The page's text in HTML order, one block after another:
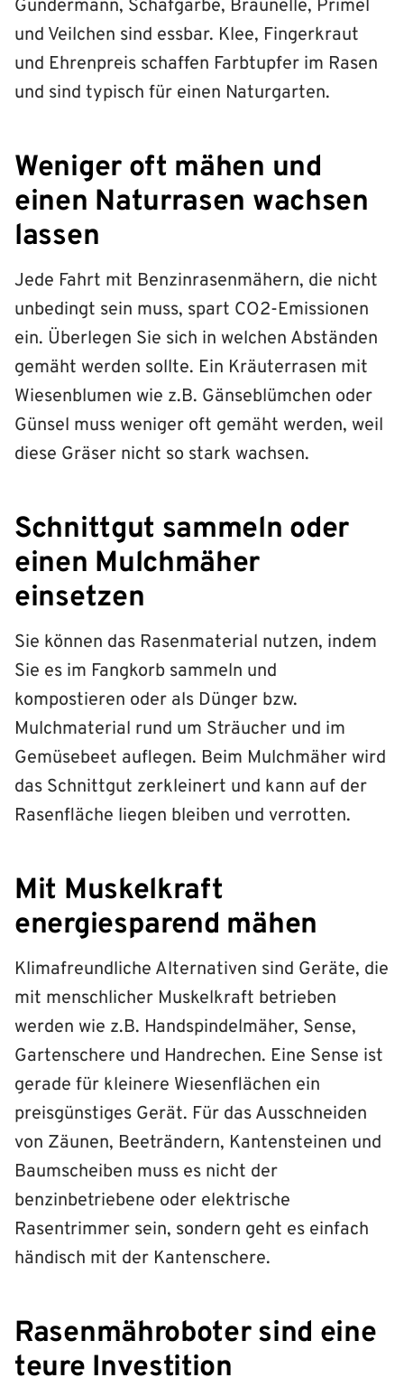
Gundermann, Schafgarbe, Braunelle, Primel
und Veilchen sind essbar. Klee, Fingerkraut
und Ehrenpreis schaffen Farbtupfer im Rasen
und sind typisch für einen Naturgarten.
Weniger oft mähen und
einen Naturrasen wachsen
lassen
Jede Fahrt mit Benzinrasenmähern, die nicht
unbedingt sein muss, spart CO2-Emissionen
ein. Überlegen Sie sich in welchen Abständen
gemäht werden sollte. Ein Kräuterrasen mit
Wiesenblumen wie z.B. Gänseblümchen oder
Günsel muss weniger oft gemäht werden, weil
diese Gräser nicht so stark wachsen.
Schnittgut sammeln oder
einen Mulchmäher
einsetzen
Sie können das Rasenmaterial nutzen, indem
Sie es im Fangkorb sammeln und
kompostieren oder als Dünger bzw.
Mulchmaterial rund um Sträucher und im
Gemüsebeet auflegen. Beim Mulchmäher wird
das Schnittgut zerkleinert und kann auf der
Rasenfläche liegen bleiben und verrotten.
Mit Muskelkraft
energiesparend mähen
Klimafreundliche Alternativen sind Geräte, die
mit menschlicher Muskelkraft betrieben
werden wie z.B. Handspindelmäher, Sense,
Gartenschere und Handrechen. Eine Sense ist
gerade für kleinere Wiesenflächen ein
preisgünstiges Gerät. Für das Ausschneiden
von Zäunen, Beeträndern, Kantensteinen und
Baumscheiben muss es nicht der
benzinbetriebene oder elektrische
Rasentrimmer sein, sondern geht es einfach
händisch mit der Kantenschere.
Rasenmähroboter sind eine
teure Investition